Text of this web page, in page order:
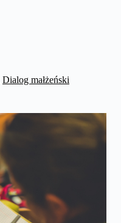
Dialog małżeński